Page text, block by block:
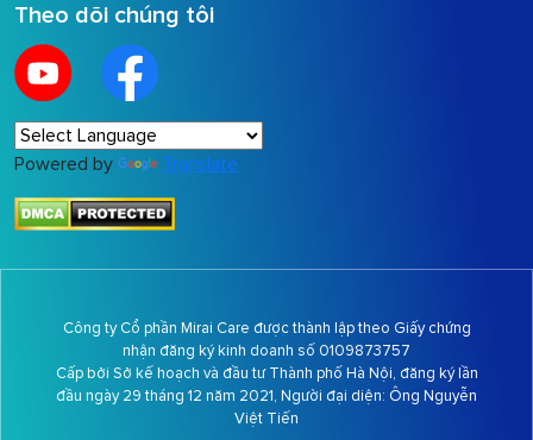
Theo dõi chúng tôi
Powered by Translate
Công ty Cổ phần Mirai Care được thành lập theo Giấy chứng
nhận đăng ký kinh doanh số 0109873757
Cấp bởi Sở kế hoạch và đầu tư Thành phố Hà Nội, đăng ký lần
đầu ngày 29 tháng 12 năm 2021, Người đại diện: Ông Nguyễn
Việt Tiến